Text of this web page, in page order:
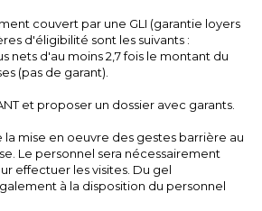
couvert par une GLI (garantie loyers
d'éligibilité sont les suivants :
nets d'au moins 2,7 fois le montant du
(pas de garant).
et proposer un dossier avec garants.
la mise en oeuvre des gestes barrière au
Le personnel sera nécessairement
effectuer les visites. Du gel
à la disposition du personnel